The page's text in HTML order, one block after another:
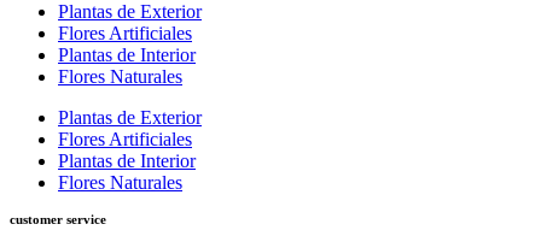
Plantas de Exterior
Flores Artificiales
Plantas de Interior
Flores Naturales
Plantas de Exterior
Flores Artificiales
Plantas de Interior
Flores Naturales
customer service